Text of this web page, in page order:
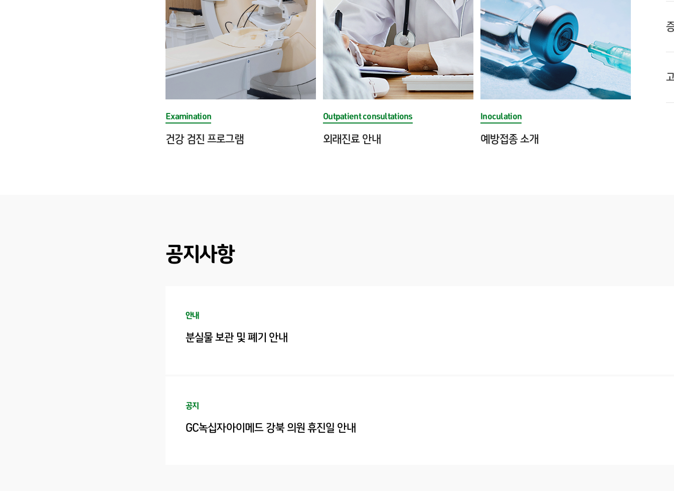
Examination
건강 검진 프로그램
Outpatient consultations
외래진료 안내
Inoculation
예방접종 소개
공지사항
안내
분실물 보관 및 폐기 안내
공지
GC녹십자아이메드 강북 의원 휴진일 안내